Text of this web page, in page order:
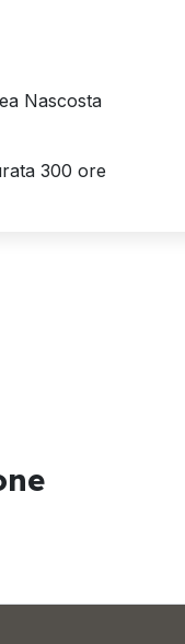
Nascosta
300 ore